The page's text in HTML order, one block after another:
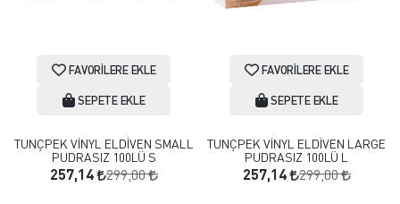
FAVORILERE EKLE
SEPETE EKLE
TUNÇPEK VİNYL ELDİVEN SMALL
PUDRASIZ 100LÜ S
257,14 299,00
FAVORILERE EKLE
SEPETE EKLE
TUNÇPEK VİNYL ELDİVEN LARGE
PUDRASIZ 100LÜ L
257,14 299,00